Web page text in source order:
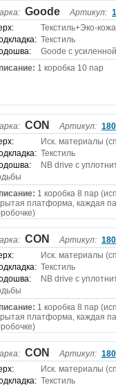
Goode Артикул:
Текстиль+Эко-кожа
Текстиль
Goode с
1 коробка 10 пар
CON Артикул:
Иск. материалы
Текстиль
NB drive c
1 коробка 8 пар
платформа, каждая
CON Артикул:
Иск. материалы
Текстиль
NB drive c
1 коробка 8 пар
платформа, каждая
CON Артикул:
Иск. материалы
Текстиль